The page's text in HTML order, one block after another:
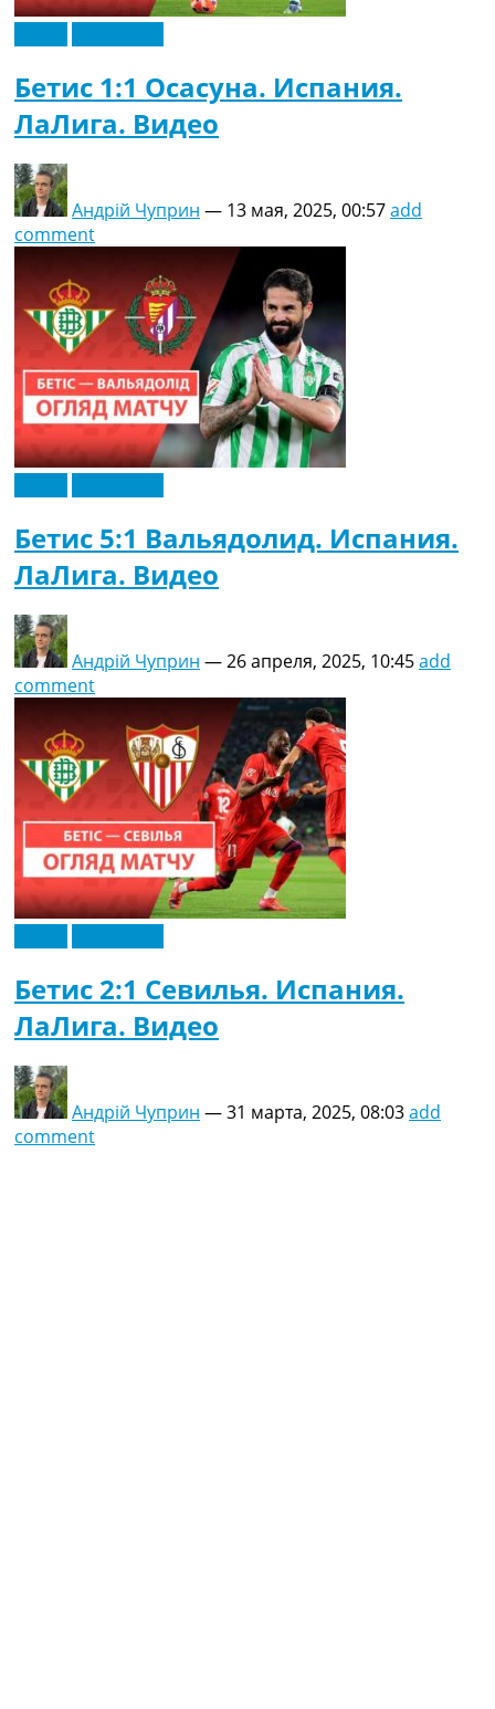
Бетис 1:1 Осасуна. Испания.
ЛаЛига. Видео
Андрій Чуприн — 13 мая, 2025, 00:57add
comment
Бетис 5:1 Вальядолид. Испания.
ЛаЛига. Видео
Андрій Чуприн —26 апреля, 2025, 10:45add
comment
Бетис 2:1 Севилья. Испания.
ЛаЛига. Видео
Андрій Чуприн —31 марта, 2025, 08:03add
comment